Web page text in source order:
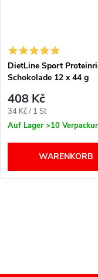
DietLine Sport
Schokolade 12 x 44 g
408 Kč
Verkaufspreis:
34 Kč / 1 St
Auf Lager >10
WARENKORB